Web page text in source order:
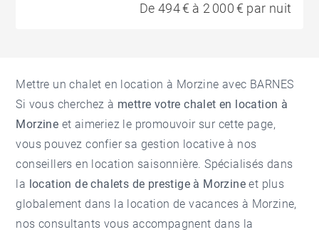
De 494 € à 2 000 € par nuit
Mettre un chalet en location à Morzine avec BARNES
Si vous cherchez à mettre votre chalet en location à
Morzine et aimeriez le promouvoir sur cette page,
vous pouvez confier sa gestion locative à nos
conseillers en location saisonnière. Spécialisés dans
la location de chalets de prestige à Morzineet plus
globalement dans la location de vacances à Morzine,
nos consultants vous accompagnent dans la